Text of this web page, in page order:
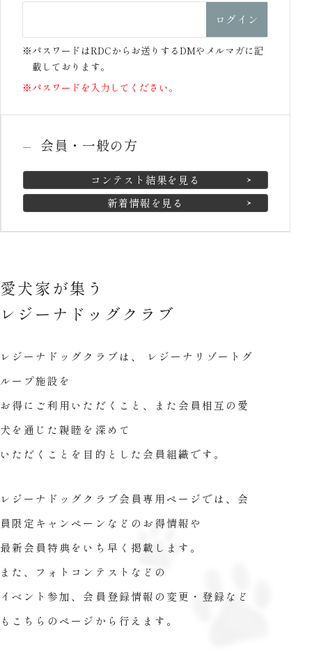
※パスワードはRDCからお送りするDMやメルマガに記
載しております。
※パスワードを入力してください。
会員・一般の方
コンテスト結果を見る
新着情報を見る
愛犬家が集う
レジーナドッグクラブ
レジーナドッグクラブは、
レジーナリゾートグ
ループ施設を
お得にご利用いただくこと、
また会員相互の愛
犬を通じた親睦を深めて
いただくことを 目的とした会員組織です。
レジーナドッグクラブ会員専用ページでは、 会
員限定キャンペーンなどのお得情報や
最新会員特典をいち早く掲載します。
また、フォトコンテストなどの
イベント参加、 会員登録情報の変更・登録など
もこちらのページから行えます。